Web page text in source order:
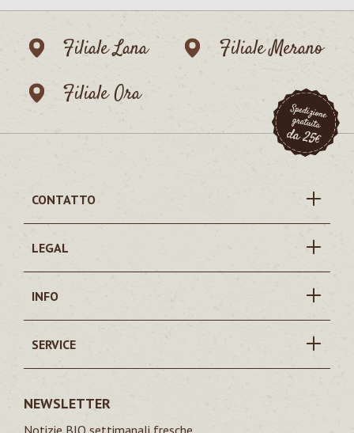
Filiale Lana
Filiale Merano
Filiale Ora
CONTATTO
LEGAL
INFO
SERVICE
NEWSLETTER
Notizie BIO settimanali fresche